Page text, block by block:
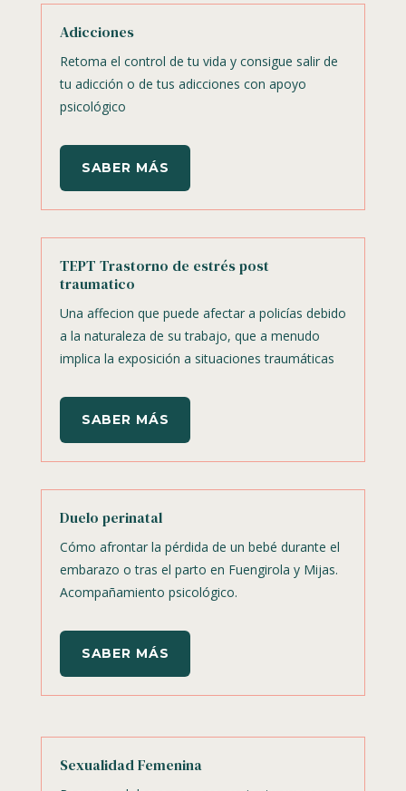
Adicciones
Retoma el control de tu vida y consigue salir de
tu adicción o de tus adicciones con apoyo
psicológico
SABER MÁS
TEPT Trastorno de estrés post
traumatico
Una affecion que puede afectar a policías debido
a la naturaleza de su trabajo, que a menudo
implica la exposición a situaciones traumáticas
SABER MÁS
Duelo perinatal
Cómo afrontar la pérdida de un bebé durante el
embarazo o tras el parto en Fuengirola y Mijas.
Acompañamiento psicológico.
SABER MÁS
Sexualidad Femenina